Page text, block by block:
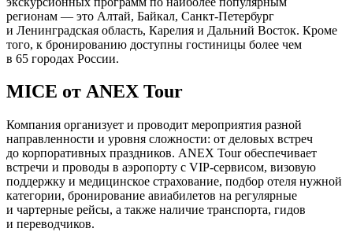
регионам — это Алтай, Байкал, Санкт-Петербург
и Ленинградская область, Карелия и Дальний Восток. Кроме
того, к бронированию доступны гостиницы более чем
в 65 городах России.
MICE от ANEX Tour
Компания организует и проводит мероприятия разной
направленности и уровня сложности: от деловых встреч
до корпоративных праздников. ANEX Tour обеспечивает
встречи и проводы в аэропорту с VIP-сервисом, визовую
поддержку и медицинское страхование, подбор отеля нужной
категории, бронирование авиабилетов на регулярные
и чартерные рейсы, а также наличие транспорта, гидов
и переводчиков.